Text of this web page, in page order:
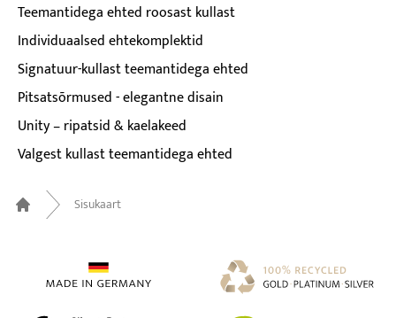
Teemantidega ehted roosast kullast
Individuaalsed ehtekomplektid
Signatuur-kullast teemantidega ehted
Pitsatsõrmused - elegantne disain
Unity – ripatsid & kaelakeed
Valgest kullast teemantidega ehted
Home
Sisukaart